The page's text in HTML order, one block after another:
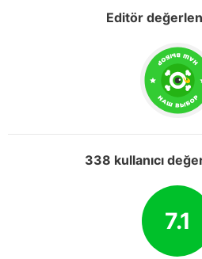
Editör
338 kullanıcı
7.1